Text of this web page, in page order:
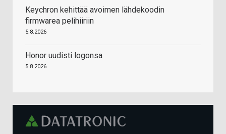
Keychron kehittää avoimen lähdekoodin
firmwarea pelihiiriin
5.8.2026
Honor uudisti logonsa
5.8.2026